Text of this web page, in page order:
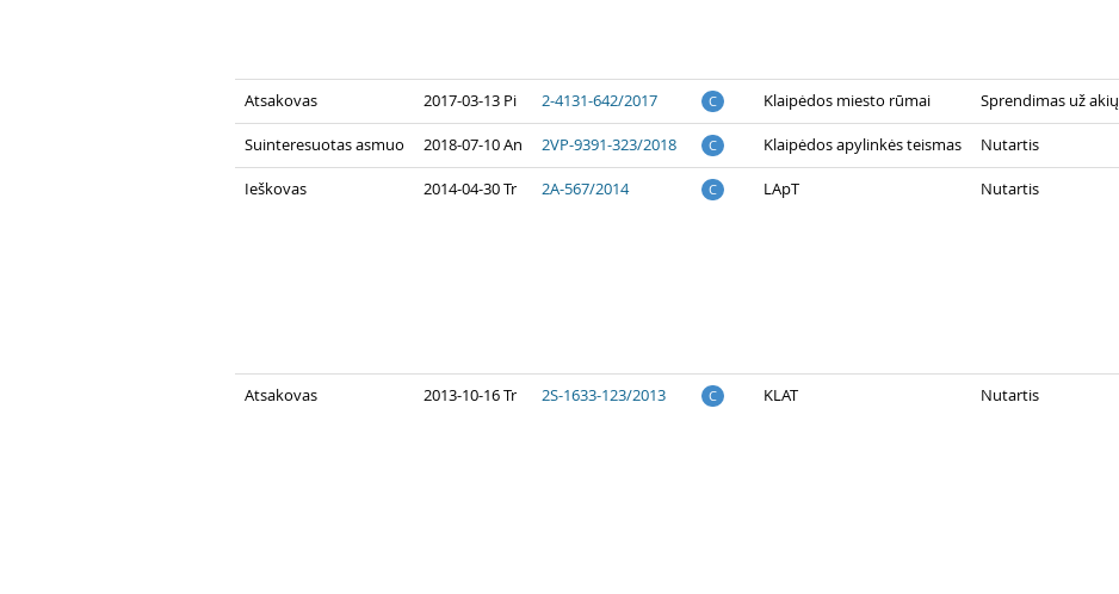
Atsakovas 2017-03-13 Pi 2-4131-642/2017 C Klaipėdos miesto rūmai Sprendimas už akių
Suinteresuotas asmuo 2018-07-10 An 2VP-9391-323/2018 C Klaipėdos apylinkės teismas Nutartis
Ieškovas 2014-04-30 Tr 2A-567/2014 C LApT Nutartis
Atsakovas 2013-10-16 Tr 2S-1633-123/2013 C KLAT Nutartis